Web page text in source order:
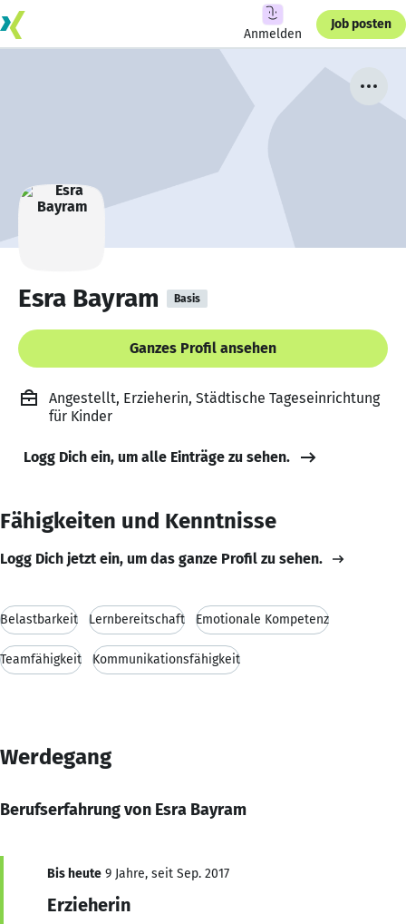
Anmelden
Job posten
Esra Bayram Basis
Ganzes Profil ansehen
Angestellt, Erzieherin, Städtische Tageseinrichtung
für Kinder
Logg Dich ein, um alle Einträge zu sehen.
Fähigkeiten und Kenntnisse
Logg Dich jetzt ein, um das ganze Profil zu sehen.
Belastbarkeit Lernbereitschaft Emotionale Kompetenz
Teamfähigkeit Kommunikationsfähigkeit
Werdegang
Berufserfahrung von Esra Bayram
Bis heute 9 Jahre, seit Sep. 2017
Erzieherin